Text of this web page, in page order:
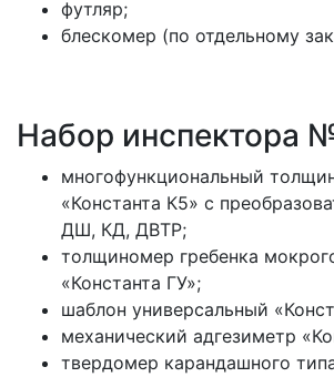
футляр;
блескомер (по отдельному
Набор инспектора
многофункциональный
«Константа К5» с
ДШ, КД, ДВТР;
толщиномер гребенка
«Константа ГУ»;
шаблон универсальный
механический адгезиметр
твердомер карандашного